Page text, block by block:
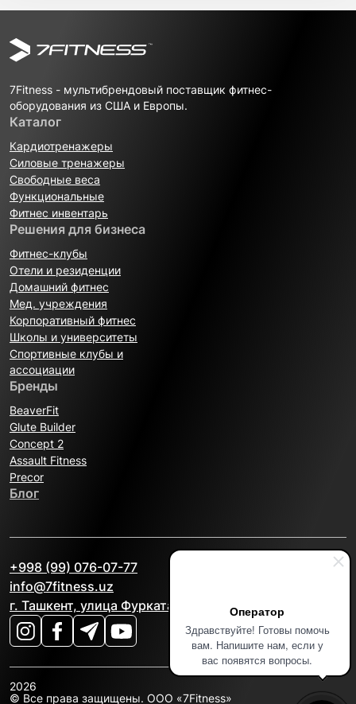
Оператор
Здравствуйте! Готовы помочь
вам. Напишите нам, если у
вас появятся вопросы.
7Fitness - мультибрендовый поставщик фитнес-
оборудования из США и Европы.
Каталог
Кардиотренажеры
Силовые тренажеры
Свободные веса
Функциональные
Фитнес инвентарь
Решения для бизнеса
Фитнес-клубы
Отели и резиденции
Домашний фитнес
Мед. учреждения
Корпоративный фитнес
Школы и университеты
Спортивные клубы и
ассоциации
Бренды
BeaverFit
Glute Builder
Concept 2
Assault Fitness
Precor
Блог
+998 (99) 076-07-77
info@7fitness.uz
г. Ташкент, улица Фурката, 2А
2026
© Все права защищены. OOO «7Fitness»